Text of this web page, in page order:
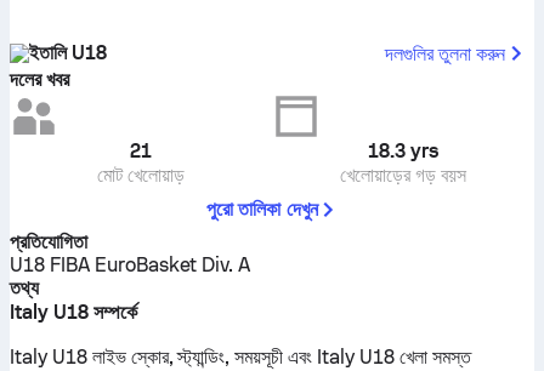
ইতালি U18
দলগুলির তুলনা করুন
দলের খবর
21
মোট খেলোয়াড়
18.3 yrs
খেলোয়াড়ের গড় বয়স
পুরো তালিকা দেখুন
প্রতিযোগিতা
U18 FIBA EuroBasket Div. A
তথ্য
Italy U18 সম্পর্কে
Italy U18 লাইভ স্কোর, স্ট্যান্ডিং, সময়সূচী এবং Italy U18 খেলা সমস্ত